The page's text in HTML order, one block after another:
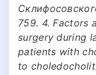
759. 4. Factors
surgery during
patients with
to